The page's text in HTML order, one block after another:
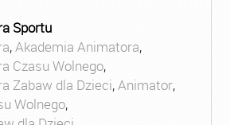
Sportu
,Akademia Animatora,
Czasu Wolnego,
Zabaw dla Dzieci,Animator,
Wolnego,